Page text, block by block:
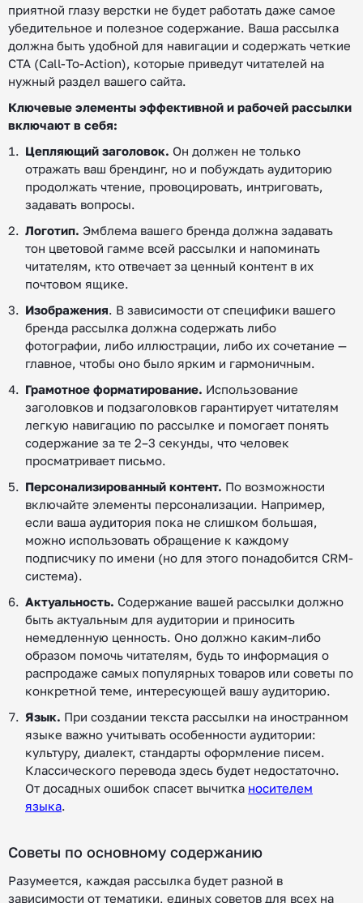
приятной глазу верстки не будет работать даже самое
убедительное и полезное содержание. Ваша рассылка
должна быть удобной для навигации и содержать четкие
СТА (Call-To-Action), которые приведут читателей на
нужный раздел вашего сайта.
Ключевые элементы эффективной и рабочей рассылки
включают в себя:
Цепляющий заголовок. Он должен не только
отражать ваш брендинг, но и побуждать аудиторию
продолжать чтение, провоцировать, интриговать,
задавать вопросы.
Логотип. Эмблема вашего бренда должна задавать
тон цветовой гамме всей рассылки и напоминать
читателям, кто отвечает за ценный контент в их
почтовом ящике.
Изображения. В зависимости от специфики вашего
бренда рассылка должна содержать либо
фотографии, либо иллюстрации, либо их сочетание —
главное, чтобы оно было ярким и гармоничным.
Грамотное форматирование. Использование
заголовков и подзаголовков гарантирует читателям
легкую навигацию по рассылке и помогает понять
содержание за те 2–3 секунды, что человек
просматривает письмо.
Персонализированный контент. По возможности
включайте элементы персонализации. Например,
если ваша аудитория пока не слишком большая,
можно использовать обращение к каждому
подписчику по имени (но для этого понадобится CRM-
система).
Актуальность. Содержание вашей рассылки должно
быть актуальным для аудитории и приносить
немедленную ценность. Оно должно каким-либо
образом помочь читателям, будь то информация о
распродаже самых популярных товаров или советы по
конкретной теме, интересующей вашу аудиторию.
Язык. При создании текста рассылки на иностранном
языке важно учитывать особенности аудитории:
культуру, диалект, стандарты оформление писем.
Классического перевода здесь будет недостаточно.
От досадных ошибок спасет вычитка носителем
языка.
Советы по основному содержанию
Разумеется, каждая рассылка будет разной в
зависимости от тематики, единых советов для всех на